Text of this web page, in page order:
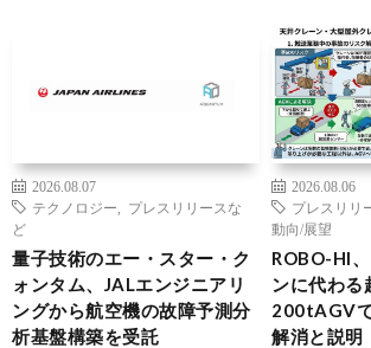
2026.08.07
テクノロジー
プレスリリースな
ど
量子技術のエー・スター・ク
ォンタム、JALエンジニアリ
ングから航空機の故障予測分
析基盤構築を受託
2026.08.06
プレスリリ
動向/展望
ROBO-HI
ンに代わる
200tAGVで
解消と説明